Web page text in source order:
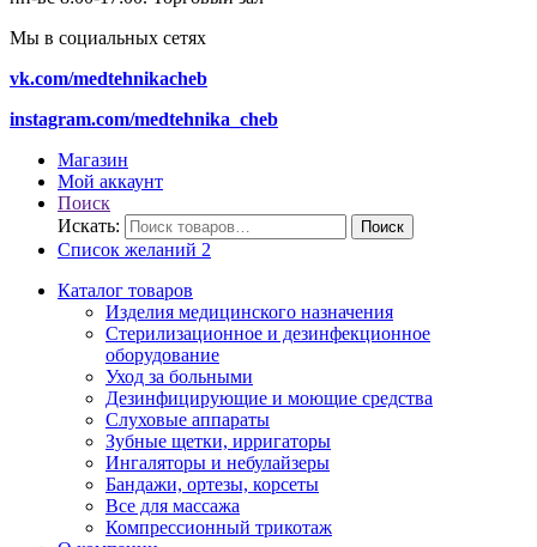
Мы в социальных сетях
vk.com/medtehnikacheb
instagram.com/medtehnika_cheb
Магазин
Мой аккаунт
Поиск
Искать:
Поиск
Список желаний 2
Каталог товаров
Изделия медицинского назначения
Стерилизационное и дезинфекционное
оборудование
Уход за больными
Дезинфицирующие и моющие средства
Слуховые аппараты
Зубные щетки, ирригаторы
Ингаляторы и небулайзеры
Бандажи, ортезы, корсеты
Все для массажа
Компрессионный трикотаж